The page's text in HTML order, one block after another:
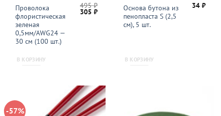
Проволока
флористическая
зеленая
0,5мм/AWG24 —
30 см (100 шт.)
495₽
Первоначальная
305 ₽Текущая
В КОРЗИНУ
Основа бутона из
пенопласта S (2,5
см), 5 шт.
34 ₽
В КОРЗИНУ
-57%